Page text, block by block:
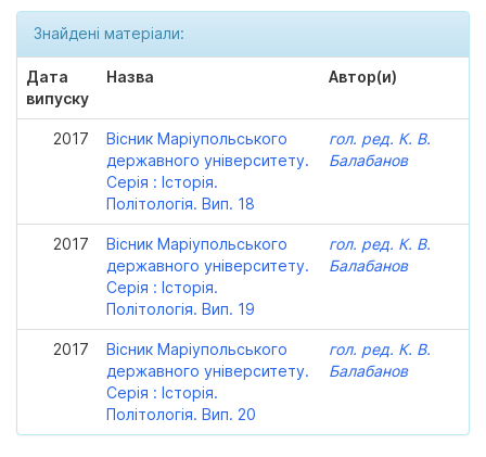
Знайдені матеріали:
Дата
випуску
Назва Автор(и)
2017
Вісник Маріупольського
державного університету.
Серія : Історія.
Політологія. Вип. 18
гол. ред. К. В.
Балабанов
2017
Вісник Маріупольського
державного університету.
Серія : Історія.
Політологія. Вип. 19
гол. ред. К. В.
Балабанов
2017
Вісник Маріупольського
державного університету.
Серія : Історія.
Політологія. Вип. 20
гол. ред. К. В.
Балабанов